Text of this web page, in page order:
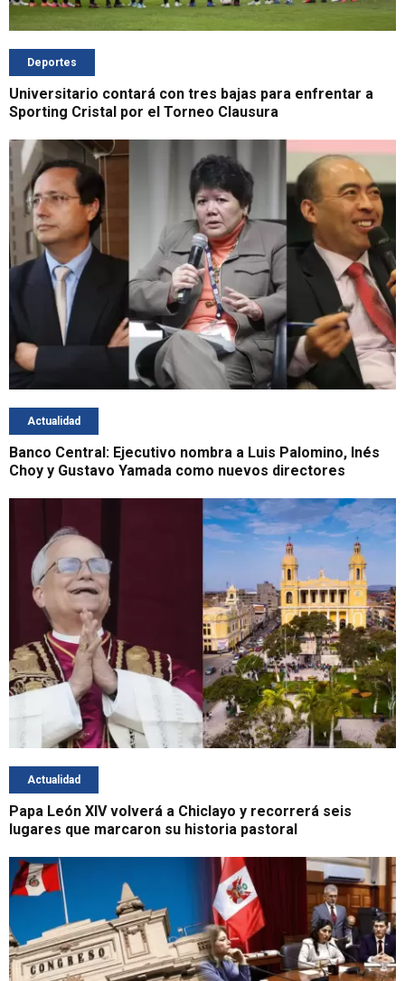
Deportes
Universitario contará con tres bajas para enfrentar a
Sporting Cristal por el Torneo Clausura
Actualidad
Banco Central: Ejecutivo nombra a Luis Palomino, Inés
Choy y Gustavo Yamada como nuevos directores
Actualidad
Papa León XIV volverá a Chiclayo y recorrerá seis
lugares que marcaron su historia pastoral